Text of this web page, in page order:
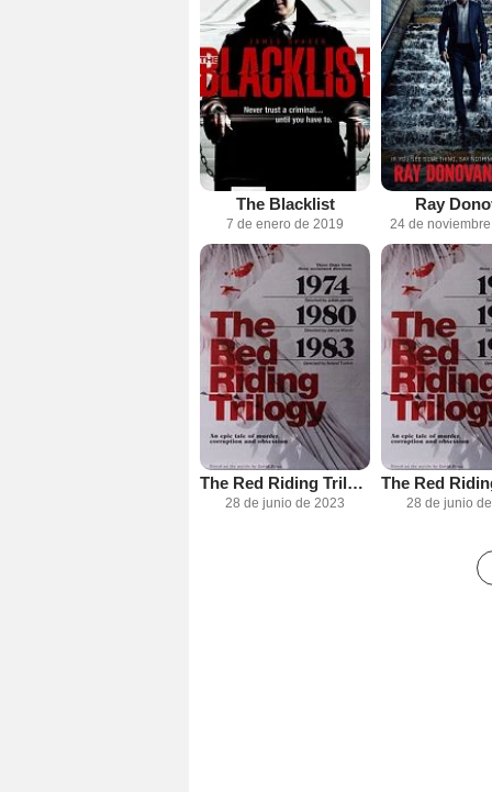
The Blacklist
7 de enero de 2019
Ray
24 de
The Red Riding Trilogy - 1980
28 de junio de 2023 28 de junio